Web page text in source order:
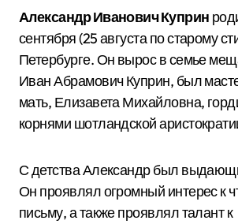
Александр Иванович Куприн
сентября (25 августа по старому
Петербурге. Он вырос в семье
Иван Абрамович Куприн, был
мать, Елизавета Михайловна,
корнями шотландской
С детства Александр был
Он проявлял огромный интерес к
письму, а также проявлял талант к